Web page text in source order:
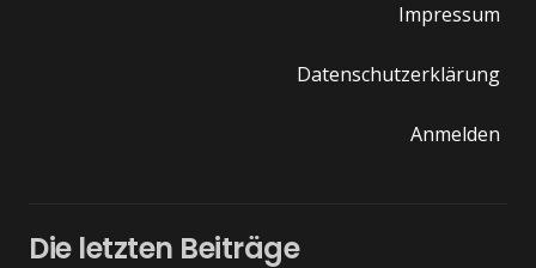
Impressum
Datenschutzerklärung
Anmelden
Die letzten Beiträge